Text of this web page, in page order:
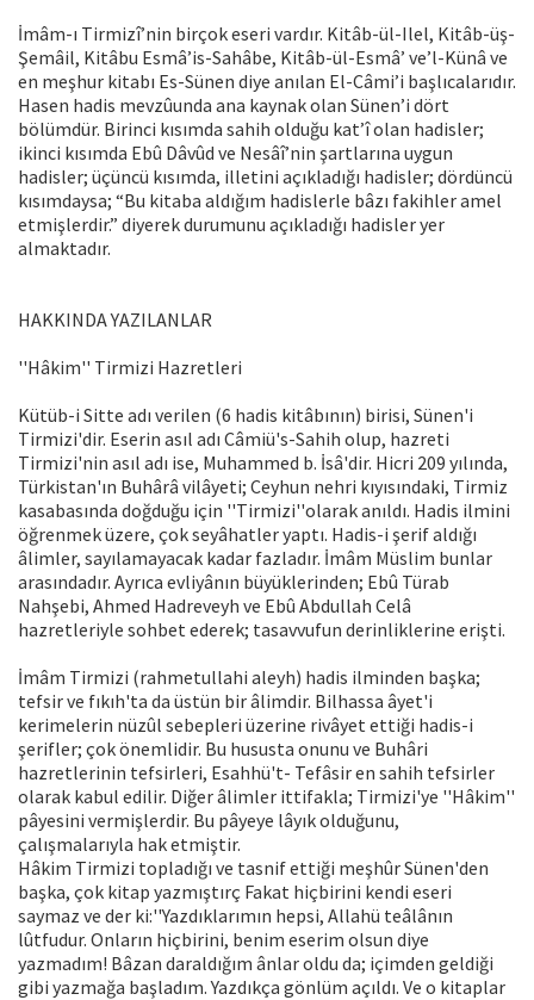
İmâm-ı Tirmizî’nin birçok eseri vardır. Kitâb-ül-Ilel, Kitâb-üş-
Şemâil, Kitâbu Esmâ’is-Sahâbe, Kitâb-ül-Esmâ’ ve’l-Künâ ve
en meşhur kitabı Es-Sünen diye anılan El-Câmi’i başlıcalarıdır.
Hasen hadis mevzûunda ana kaynak olan Sünen’i dört
bölümdür. Birinci kısımda sahih olduğu kat’î olan hadisler;
ikinci kısımda Ebû Dâvûd ve Nesâî’nin şartlarına uygun
hadisler; üçüncü kısımda, illetini açıkladığı hadisler; dördüncü
kısımdaysa; “Bu kitaba aldığım hadislerle bâzı fakihler amel
etmişlerdir.” diyerek durumunu açıkladığı hadisler yer
almaktadır.
HAKKINDA YAZILANLAR
''Hâkim'' Tirmizi Hazretleri
Kütüb-i Sitte adı verilen (6 hadis kitâbının) birisi, Sünen'i
Tirmizi'dir. Eserin asıl adı Câmiü's-Sahih olup, hazreti
Tirmizi'nin asıl adı ise, Muhammed b. İsâ'dir. Hicri 209 yılında,
Türkistan'ın Buhârâ vilâyeti; Ceyhun nehri kıyısındaki, Tirmiz
kasabasında doğduğu için ''Tirmizi''olarak anıldı. Hadis ilmini
öğrenmek üzere, çok seyâhatler yaptı. Hadis-i şerif aldığı
âlimler, sayılamayacak kadar fazladır. İmâm Müslim bunlar
arasındadır. Ayrıca evliyânın büyüklerinden; Ebû Türab
Nahşebi, Ahmed Hadreveyh ve Ebû Abdullah Celâ
hazretleriyle sohbet ederek; tasavvufun derinliklerine erişti.
İmâm Tirmizi (rahmetullahi aleyh) hadis ilminden başka;
tefsir ve fıkıh'ta da üstün bir âlimdir. Bilhassa âyet'i
kerimelerin nüzûl sebepleri üzerine rivâyet ettiği hadis-i
şerifler; çok önemlidir. Bu hususta onunu ve Buhâri
hazretlerinin tefsirleri, Esahhü't- Tefâsir en sahih tefsirler
olarak kabul edilir. Diğer âlimler ittifakla; Tirmizi'ye ''Hâkim''
pâyesini vermişlerdir. Bu pâyeye lâyık olduğunu,
çalışmalarıyla hak etmiştir.
Hâkim Tirmizi topladığı ve tasnif ettiği meşhûr Sünen'den
başka, çok kitap yazmıştırç Fakat hiçbirini kendi eseri
saymaz ve der ki:''Yazdıklarımın hepsi, Allahü teâlânın
lûtfudur. Onların hiçbirini, benim eserim olsun diye
yazmadım! Bâzan daraldığım ânlar oldu da; içimden geldiği
gibi yazmağa başladım. Yazdıkça gönlüm açıldı. Ve o kitaplar